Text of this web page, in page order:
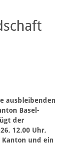
ausbleibenden
Basel-
der
12.00 Uhr,
und ein